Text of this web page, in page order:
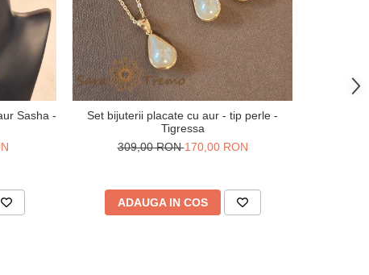
Sasha -
Set bijuterii placate cu aur - tip perle -
Tigressa
309,00 RON170,00 RON
ADAUGA IN COS